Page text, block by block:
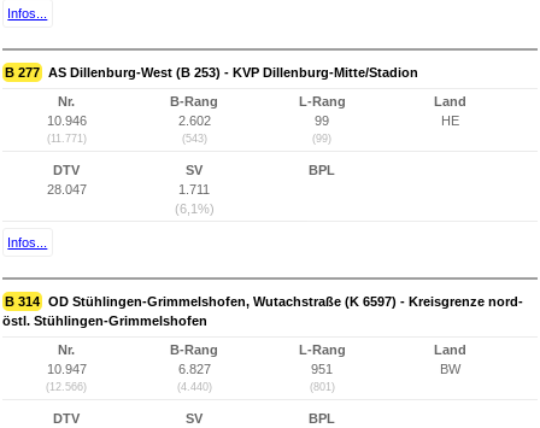
Infos...
B 277 AS Dillenburg-West (B 253) - KVP Dillenburg-Mitte/Stadion
Nr.
10.946
(11.771)
B-Rang
2.602
(543)
L-Rang
99
(99)
Land
HE
DTV
28.047
SV
1.711
(6,1%)
BPL
Infos...
B 314 OD Stühlingen-Grimmelshofen, Wutachstraße (K 6597) - Kreisgrenze nord-
östl. Stühlingen-Grimmelshofen
Nr.
10.947
(12.566)
B-Rang
6.827
(4.440)
L-Rang
951
(801)
Land
BW
DTV
SV
BPL